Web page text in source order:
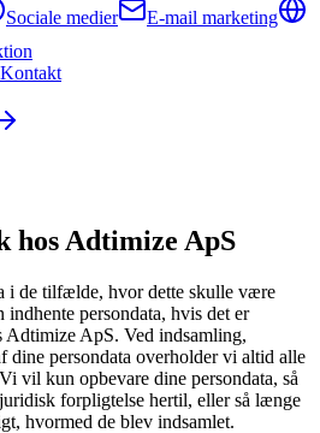
Sociale medier
E-mail marketing
Kontakt
hos Adtimize ApS
i de tilfælde, hvor dette skulle være
persondata, hvis det er
ApS. Ved indsamling,
dine persondata overholder vi altid alle
vil kun opbevare dine persondata, så
forpligtelse hertil, eller så længe
hvormed de blev indsamlet.